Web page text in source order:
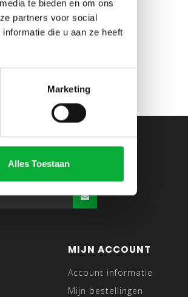
te bieden en om ons
partners voor social
die u aan ze heeft
Marketing
Alles Toestaan
MIJN ACCOUNT
Account informatie
Mijn bestellingen